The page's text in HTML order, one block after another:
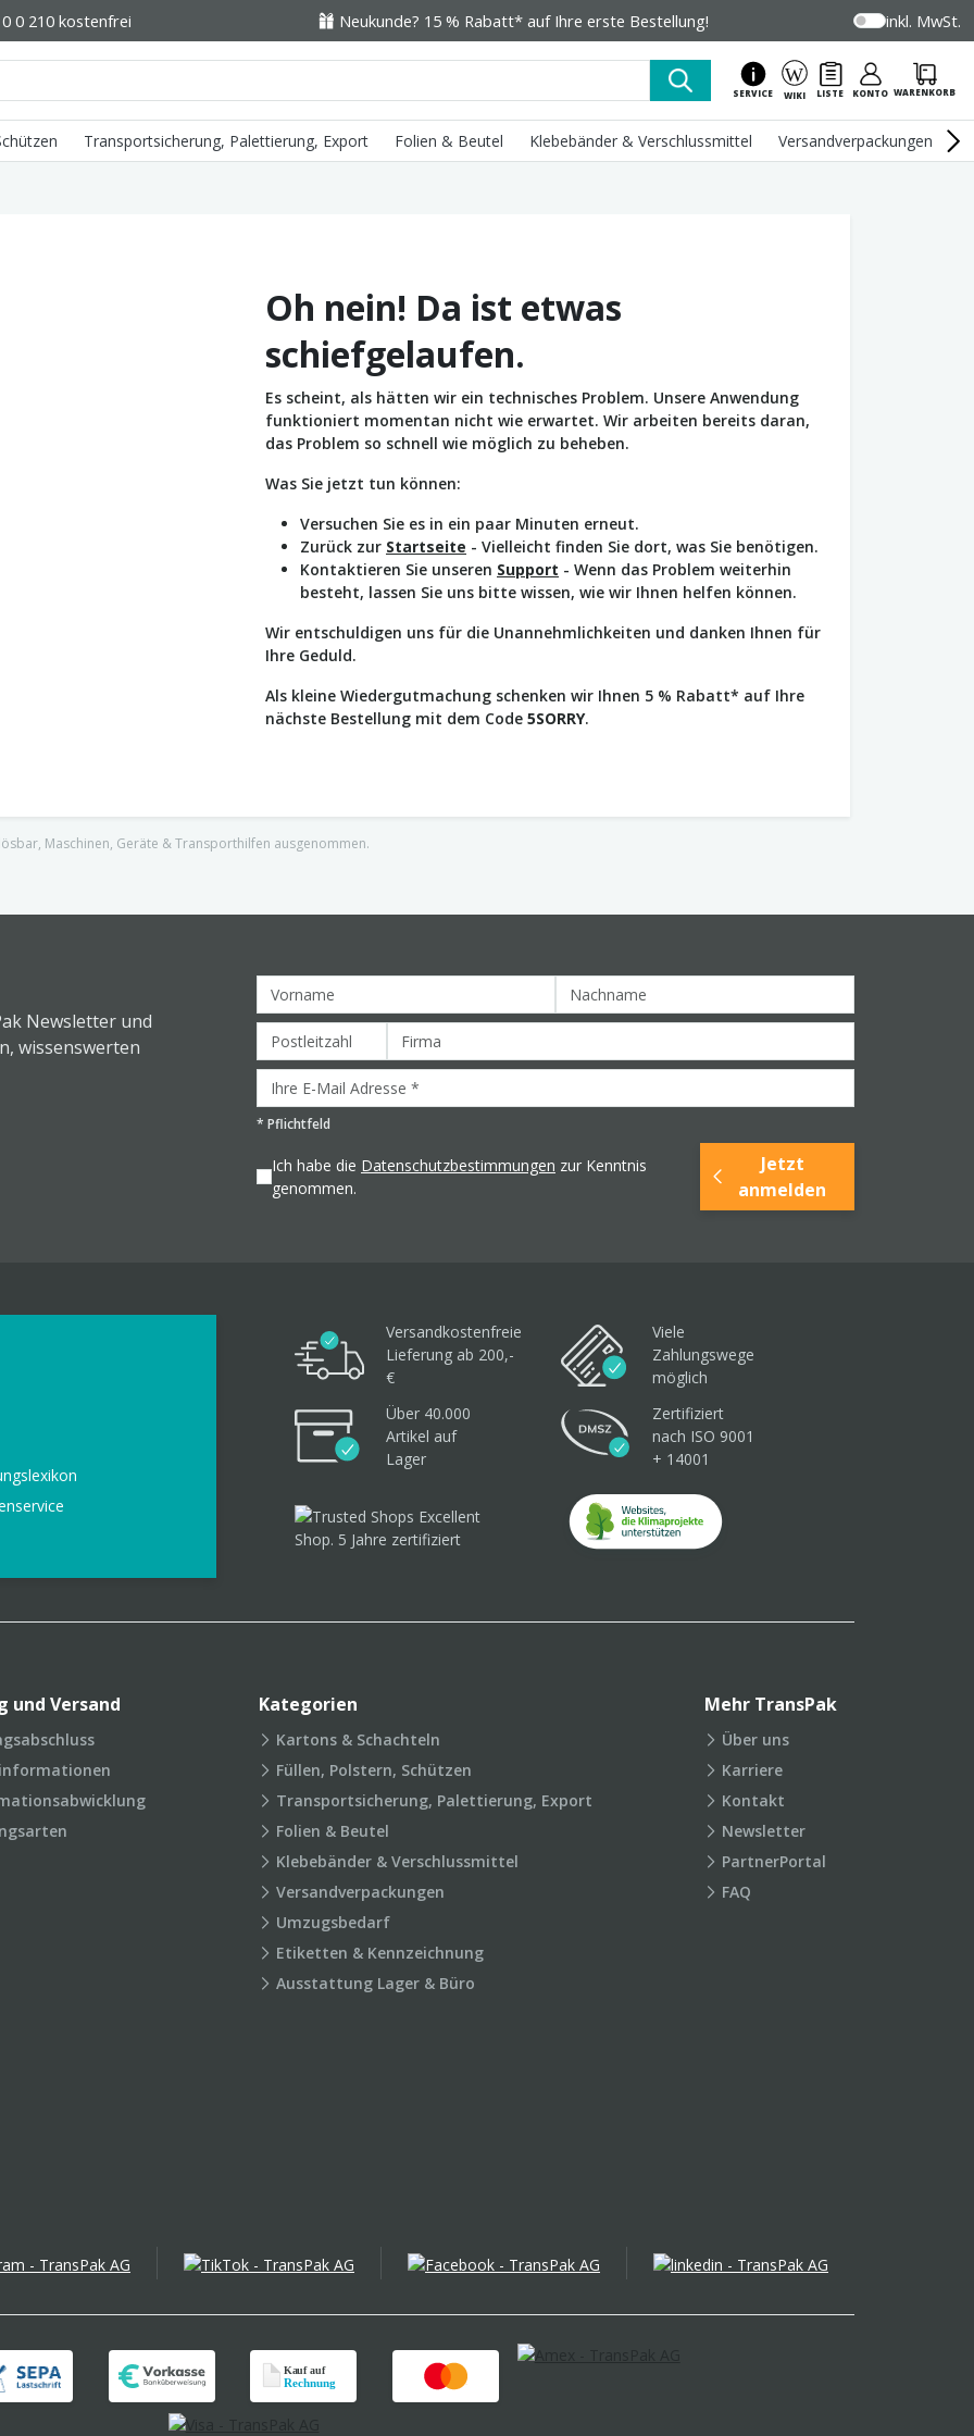
0 210 kostenfrei Neukunde? 15 % Rabatt* auf Ihre erste Bestellung! inkl. MwSt.
SERVICE WIKI LISTE KONTO WARENKORB
Transportsicherung, Palettierung, Export Folien & Beutel Klebebänder & Verschlussmittel Versandverpackungen
Oh nein! Da ist etwas
schiefgelaufen.
Es scheint, als hätten wir ein technisches Problem. Unsere Anwendung
funktioniert momentan nicht wie erwartet. Wir arbeiten bereits daran,
das Problem so schnell wie möglich zu beheben.
Was Sie jetzt tun können:
Versuchen Sie es in ein paar Minuten erneut.
Zurück zur Startseite - Vielleicht finden Sie dort, was Sie benötigen.
Kontaktieren Sie unseren Support - Wenn das Problem weiterhin
besteht, lassen Sie uns bitte wissen, wie wir Ihnen helfen können.
Wir entschuldigen uns für die Unannehmlichkeiten und danken Ihnen für
Ihre Geduld.
Als kleine Wiedergutmachung schenken wir Ihnen 5 % Rabatt* auf Ihre
nächste Bestellung mit dem Code 5SORRY.
Maschinen, Geräte & Transporthilfen ausgenommen.
Newsletter und
wissenswerten
* Pflichtfeld
Ich habe die Datenschutzbestimmungen zur Kenntnis
genommen.
Jetzt
anmelden
Versandkostenfreie
Lieferung ab 200,-
€
Viele
Zahlungswege
möglich
Über 40.000
Artikel auf
Lager
Zertifiziert
nach ISO 9001
+ 14001
und Versand Kategorien
Kartons & Schachteln
Füllen, Polstern, Schützen
Transportsicherung, Palettierung, Export
Folien & Beutel
Klebebänder & Verschlussmittel
Versandverpackungen
Umzugsbedarf
Etiketten & Kennzeichnung
Ausstattung Lager & Büro
Mehr TransPak
Über uns
Karriere
Kontakt
Newsletter
PartnerPortal
FAQ